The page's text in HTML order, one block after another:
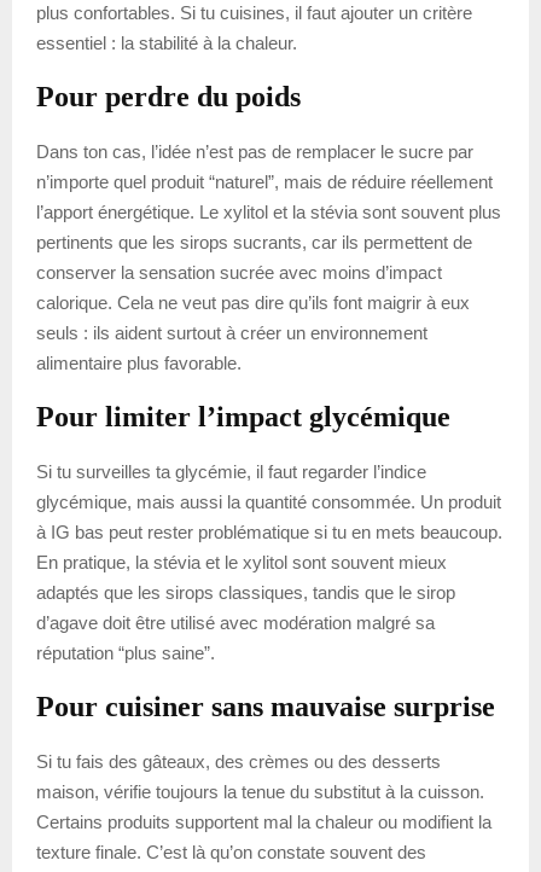
plus confortables. Si tu cuisines, il faut ajouter un critère
essentiel : la stabilité à la chaleur.
Pour perdre du poids
Dans ton cas, l’idée n’est pas de remplacer le sucre par
n’importe quel produit “naturel”, mais de réduire réellement
l’apport énergétique. Le xylitol et la stévia sont souvent plus
pertinents que les sirops sucrants, car ils permettent de
conserver la sensation sucrée avec moins d’impact
calorique. Cela ne veut pas dire qu’ils font maigrir à eux
seuls : ils aident surtout à créer un environnement
alimentaire plus favorable.
Pour limiter l’impact glycémique
Si tu surveilles ta glycémie, il faut regarder l’indice
glycémique, mais aussi la quantité consommée. Un produit
à IG bas peut rester problématique si tu en mets beaucoup.
En pratique, la stévia et le xylitol sont souvent mieux
adaptés que les sirops classiques, tandis que le sirop
d’agave doit être utilisé avec modération malgré sa
réputation “plus saine”.
Pour cuisiner sans mauvaise surprise
Si tu fais des gâteaux, des crèmes ou des desserts
maison, vérifie toujours la tenue du substitut à la cuisson.
Certains produits supportent mal la chaleur ou modifient la
texture finale. C’est là qu’on constate souvent des